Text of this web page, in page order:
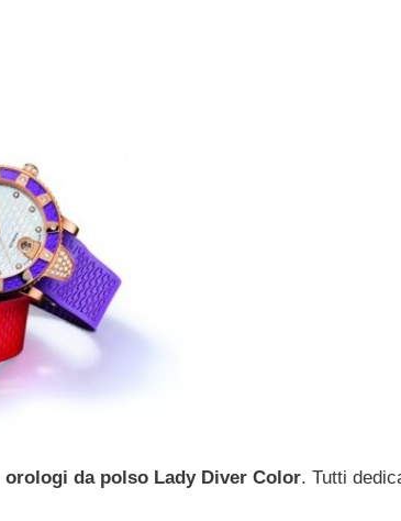
orologi da polso Lady Diver Color. Tutti